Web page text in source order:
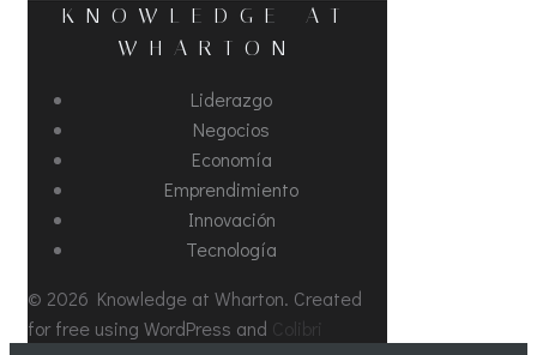
KNOWLEDGE AT
WHARTON
Liderazgo
Negocios
Economía
Emprendimiento
Innovación
Tecnología
© 2026 Knowledge at Wharton. Created
for free using WordPress and Colibri